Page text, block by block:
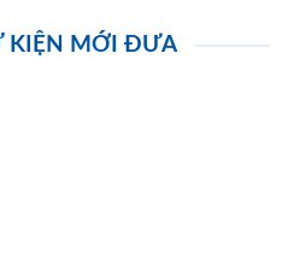
KIỆN MỚI ĐƯA